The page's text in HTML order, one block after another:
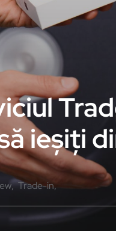
ieșiți
Trade-in